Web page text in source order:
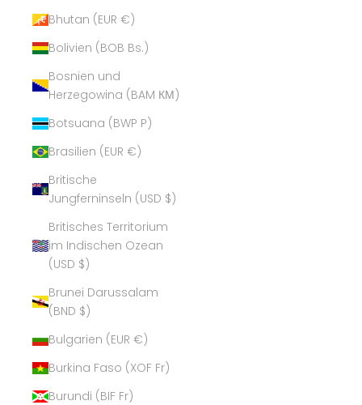
Bhutan (EUR €)
Bolivien (BOB Bs.)
Bosnien und
Herzegowina (BAM КМ)
Botsuana (BWP P)
Brasilien (EUR €)
Britische
Jungferninseln (USD $)
Britisches Territorium
im Indischen Ozean
(USD $)
Brunei Darussalam
(BND $)
Bulgarien (EUR €)
Burkina Faso (XOF Fr)
Burundi (BIF Fr)